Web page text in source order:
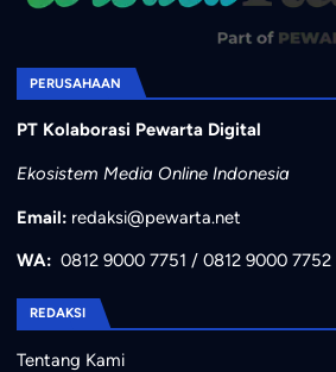
PERUSAHAAN
PT Kolaborasi Pewarta Digital
Ekosistem Media Online Indonesia
Email: redaksi@pewarta.net
WA: 0812 9000 7751 / 0812 9000 7752
REDAKSI
Tentang Kami